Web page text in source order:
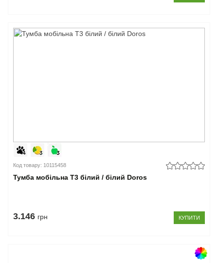
Код товару: 10115458
Тумба мобільна Т3 білий / білий Doros
3.146 грн КУПИТИ